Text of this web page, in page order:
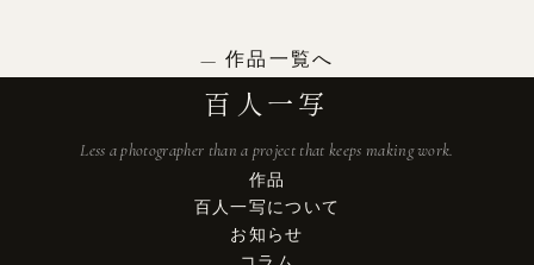
作品一覧へ
百人一写
Less a photographer than a project that keeps making work.
作品
百人一写について
お知らせ